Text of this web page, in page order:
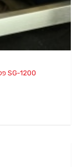
SG-1200 פלנצ'ה גריל זכוכית חשמלית משפחתית